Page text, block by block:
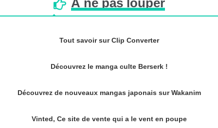
Tout savoir sur Clip Converter
Découvrez le manga culte Berserk !
Découvrez de nouveaux mangas japonais sur Wakanim
Vinted, Ce site de vente qui a le vent en poupe